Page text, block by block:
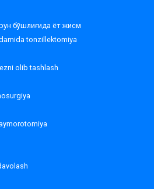
бўшлиғида ёт жисм
tonzillektomiya
olib tashlash